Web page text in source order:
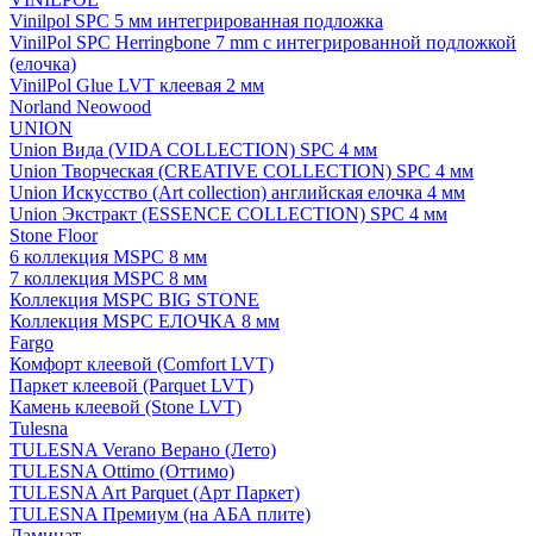
Vinilpol SPC 5 мм интегрированная подложка
VinilPol SPC Herringbone 7 mm с интегрированной подложкой
(елочка)
VinilPol Glue LVT клеевая 2 мм
Norland Neowood
UNION
Union Вида (VIDA COLLECTION) SPC 4 мм
Union Творческая (CREATIVE COLLECTION) SPC 4 мм
Union Искусство (Art collection) английская елочка 4 мм
Union Экстракт (ESSENCE COLLECTION) SPC 4 мм
Stone Floor
6 коллекция MSPC 8 мм
7 коллекция MSPC 8 мм
Коллекция MSPC BIG STONE
Коллекция MSPC ЕЛОЧКА 8 мм
Fargo
Комфорт клеевой (Comfort LVT)
Паркет клеевой (Parquet LVT)
Камень клеевой (Stone LVT)
Tulesna
TULESNA Verano Верано (Лето)
TULESNA Ottimo (Оттимо)
TULESNA Art Parquet (Арт Паркет)
TULESNA Премиум (на АБА плите)